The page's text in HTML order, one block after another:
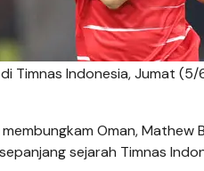
Timnas Indonesia, Jumat
Oman,
sejarah Timnas